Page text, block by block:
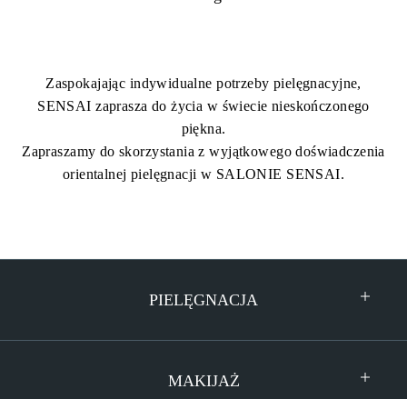
Zaspokajając indywidualne potrzeby pielęgnacyjne,
SENSAI zaprasza do życia w świecie nieskończonego
piękna.
Zapraszamy do skorzystania z wyjątkowego doświadczenia
orientalnej pielęgnacji w SALONIE SENSAI.
PIELĘGNACJA
MAKIJAŻ